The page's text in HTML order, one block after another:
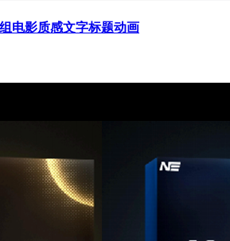
组电影质感文字标题动画